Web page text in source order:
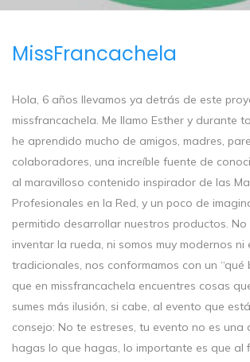
MissFrancachela
Hola, 6 años llevamos ya detrás de este
missfrancachela. Me llamo Esther y durante
he aprendido mucho de amigos, madres,
colaboradores, una increíble fuente de
al maravilloso contenido inspirador de las
Profesionales en la Red, y un poco de
permitido desarrollar nuestros productos. No
inventar la rueda, ni somos muy modernos ni
tradicionales, nos conformamos con un “qué
que en missfrancachela encuentres cosas
sumes más ilusión, si cabe, al evento que
consejo: No te estreses, tu evento no es una
hagas lo que hagas, lo importante es que al